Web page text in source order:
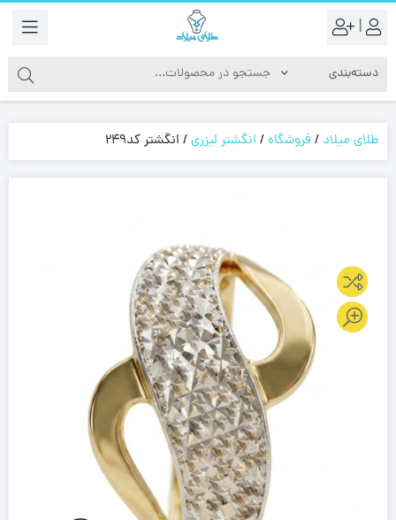
|
طلای میلاد /فروشگاه/ انگشتر لیزری/ انگشتر کد249